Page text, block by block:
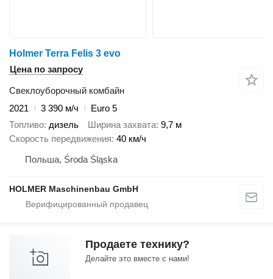
Holmer Terra Felis 3 evo
Цена по запросу
Свеклоуборочный комбайн
2021
3 390 м/ч
Euro 5
Топливо дизель Ширина захвата 9,7 м
Скорость передвижения 40 км/ч
Польша, Środa Śląska
HOLMER Maschinenbau GmbH
Продаете технику?
Делайте это вместе с нами!